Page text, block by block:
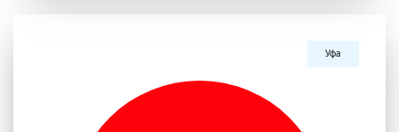
Уфа